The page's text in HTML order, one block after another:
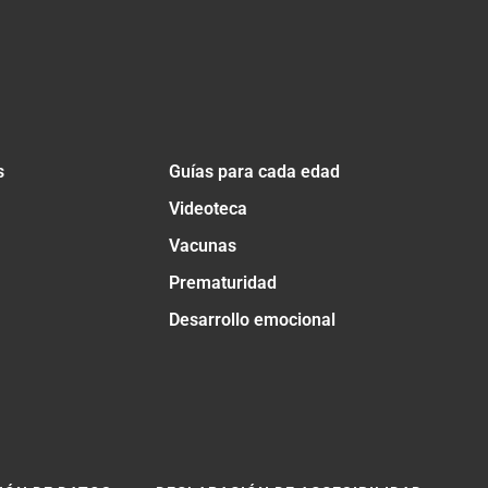
Guías para cada edad
Videoteca
Vacunas
Prematuridad
Desarrollo emocional